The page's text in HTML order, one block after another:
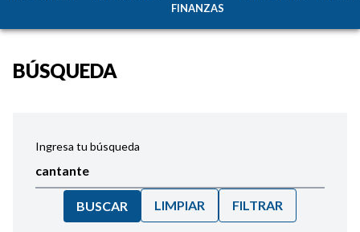
FINANZAS
BÚSQUEDA
Ingresa tu búsqueda
BUSCAR LIMPIAR FILTRAR